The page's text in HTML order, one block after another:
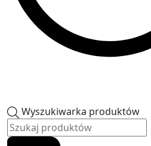
Wyszukiwarka produktów